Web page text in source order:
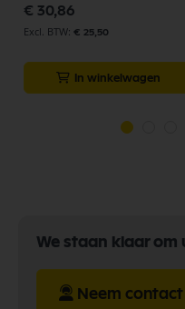
€ 30,86
€ 25,50
In winkelwagen
We staan klaar om
Neem